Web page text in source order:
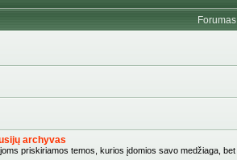
Forumas
archyvas
priskiriamos temos, kurios įdomios savo medžiaga, bet